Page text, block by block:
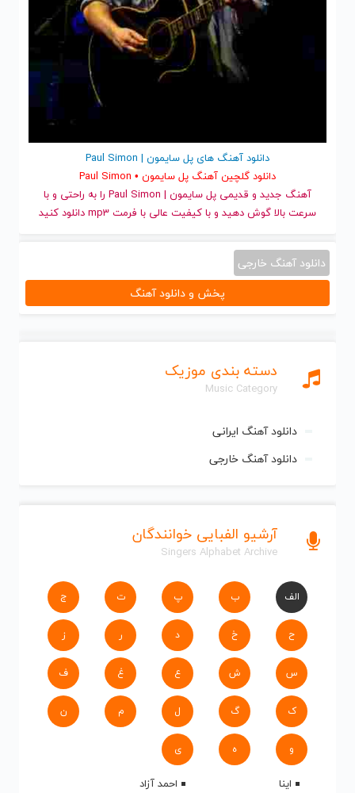
دسته بندی موزیک
Music Category
دانلود آهنگ ایرانی
دانلود آهنگ خارجی
آرشیو الفبایی خوانندگان
Singers Alphabet Archive
الف ب پ ت ج
ح خ د ر ز
س ش ع غ ف
ک گ ل م ن
و ه ی
اینا
احمد آزاد
دانلود آهنگ های پل سایمون | Paul Simon
دانلود گلچین آهنگ پل سایمون • Paul Simon
آهنگ جدید
و قدیمی پل سایمون | Paul Simon را به راحتی و با
سرعت بالا گوش دهید و با کیفیت عالی با فرمت mp3 دانلود کنید
دانلود آهنگ خارجی
پخش و دانلود آهنگ